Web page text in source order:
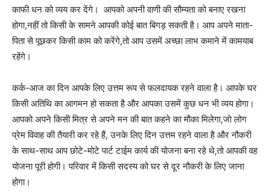
काफी धन को व्यय कर देंगे। आपको अपनी वाणी की सौम्यता को बनाए रखना
होगा,नहीं तो किसी के सामने आपकी कोई बात बिगड़ सकती है। आप अपने माता-
पिता से पूछकर किसी काम को करेंगे,तो आप उसमें अच्छा लाभ कमाने में कामयाब
रहेंगे।
कर्क-आज का दिन आपके लिए उत्तम रूप से फलदायक रहने वाला है। आपके घर
किसी अतिथि का आगमन हो सकता है और आपका उसमें कुछ धन भी व्यय होगा।
आपको अपने किसी मित्र से अपने मन की बात कहने का मौका मिलेगा,जो लोग
प्रेम विवाह की तैयारी कर रहे हैं, उनके लिए दिन उत्तम रहने वाला है और नौकरी
के साथ-साथ आप छोटे-मोटे पार्ट टाईम कार्य की योजना बना रहे थे,तो आपकी वह
योजना पूरी होगी। परिवार में किसी सदस्य को घर से दूर नौकरी के लिए जाना
होगा।